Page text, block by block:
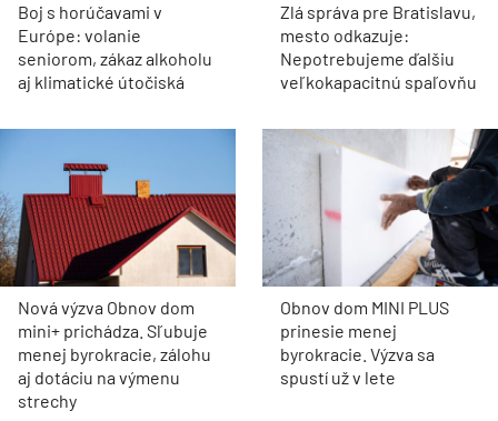
Boj s horúčavami v
Európe: volanie
seniorom, zákaz alkoholu
aj klimatické útočiská
Zlá správa pre Bratislavu,
mesto odkazuje:
Nepotrebujeme ďalšiu
veľkokapacitnú spaľovňu
Nová výzva Obnov dom
mini+ prichádza. Sľubuje
menej byrokracie, zálohu
aj dotáciu na výmenu
strechy
Obnov dom MINI PLUS
prinesie menej
byrokracie. Výzva sa
spustí už v lete